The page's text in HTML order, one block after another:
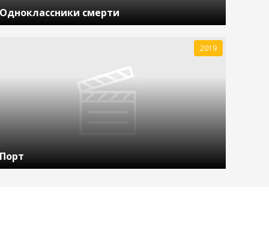
Одноклассники смерти
Порт
2019